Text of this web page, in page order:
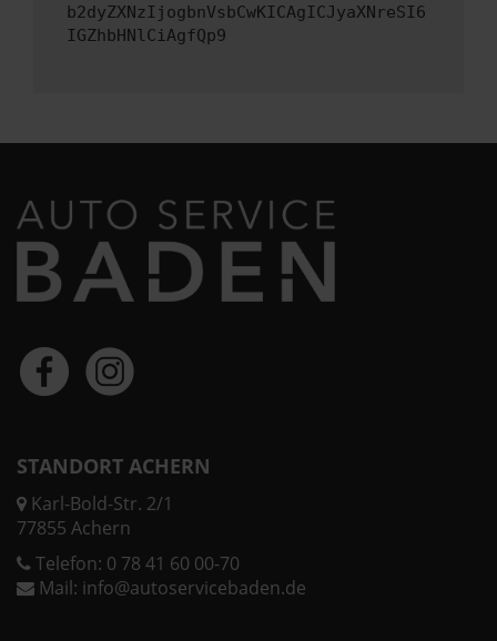
b2dyZXNzIjogbnVsbCwKICAgICJyaXNreSI6
IGZhbHNlCiAgfQp9
STANDORT ACHERN
Karl-Bold-Str. 2/1
77855 Achern
Telefon: 0 78 41 60 00-70
Mail: info@autoservicebaden.de